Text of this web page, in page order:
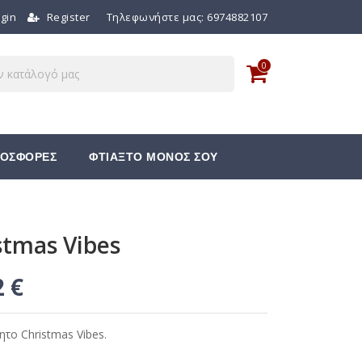
Register Τηλεφωνήστε μας: 6974882107
0
ΦΤΙΑΞΤΟ ΜΟΝΟΣ ΣΟΥ
Vibes
€
Christmas Vibes.